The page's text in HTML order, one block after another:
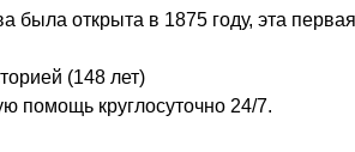
открыта в 1875 году, эта первая
(148 лет)
помощь круглосуточно 24/7.